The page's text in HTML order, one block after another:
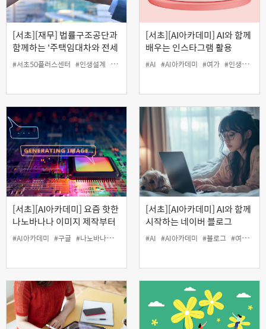
[서초][재무] 법률구조공단과
함께하는 '주택임대차와 전세
사기 피해예방' (오프라인)
#서초50플러스센터 #인생설계 #재무 #전세사기 #주택임대차
[서초][AI아카데미] AI와 함께
배우는 인스타그램 활용
#AI #AI아카데미 #여가 #인생설계
[서초][AI아카데미] 요즘 핫한
나노바나나 이미지 제작부터
생성형 AI 영상 만들기까지
#AI아카데미 #구글 #나노바나나 #생성형AI #여가
[서초][AI아카데미] AI와 함께
시작하는 네이버 블로그
#AI #AI아카데미 #블로그 #여가